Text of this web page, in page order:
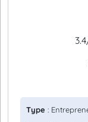
Type :